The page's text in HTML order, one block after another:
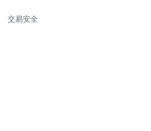
交易安全